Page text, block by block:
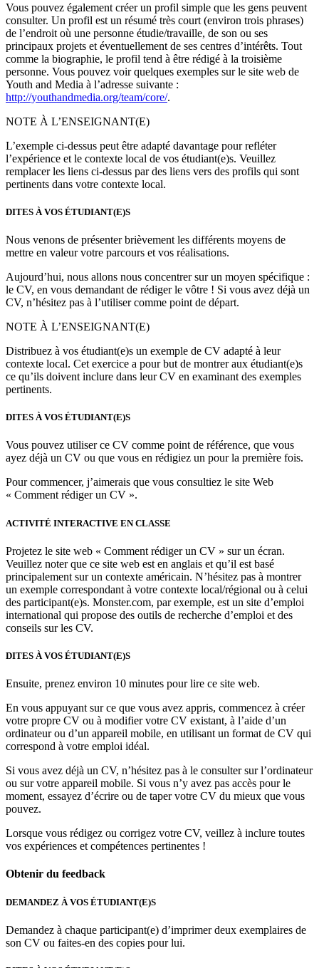
Vous pouvez également créer un profil simple que les gens peuvent
consulter. Un profil est un résumé très court (environ trois phrases)
de l’endroit où une personne étudie/travaille, de son ou ses
principaux projets et éventuellement de ses centres d’intérêts. Tout
comme la biographie, le profil tend à être rédigé à la troisième
personne. Vous pouvez voir quelques exemples sur le site web de
Youth and Media à l’adresse suivante :
http://youthandmedia.org/team/core/.
NOTE À L’ENSEIGNANT(E)
L’exemple ci-dessus peut être adapté davantage pour refléter
l’expérience et le contexte local de vos étudiant(e)s. Veuillez
remplacer les liens ci-dessus par des liens vers des profils qui sont
pertinents dans votre contexte local.
DITES À VOS ÉTUDIANT(E)S
Nous venons de présenter brièvement les différents moyens de
mettre en valeur votre parcours et vos réalisations.
Aujourd’hui, nous allons nous concentrer sur un moyen spécifique :
le CV, en vous demandant de rédiger le vôtre ! Si vous avez déjà un
CV, n’hésitez pas à l’utiliser comme point de départ.
NOTE À L’ENSEIGNANT(E)
Distribuez à vos étudiant(e)s un exemple de CV adapté à leur
contexte local. Cet exercice a pour but de montrer aux étudiant(e)s
ce qu’ils doivent inclure dans leur CV en examinant des exemples
pertinents.
DITES À VOS ÉTUDIANT(E)S
Vous pouvez utiliser ce CV comme point de référence, que vous
ayez déjà un CV ou que vous en rédigiez un pour la première fois.
Pour commencer, j’aimerais que vous consultiez le site Web
« Comment rédiger un CV ».
ACTIVITÉ INTERACTIVE EN CLASSE
Projetez le site web « Comment rédiger un CV » sur un écran.
Veuillez noter que ce site web est en anglais et qu’il est basé
principalement sur un contexte américain. N’hésitez pas à montrer
un exemple correspondant à votre contexte local/régional ou à celui
des participant(e)s. Monster.com, par exemple, est un site d’emploi
international qui propose des outils de recherche d’emploi et des
conseils sur les CV.
DITES À VOS ÉTUDIANT(E)S
Ensuite, prenez environ 10 minutes pour lire ce site web.
En vous appuyant sur ce que vous avez appris, commencez à créer
votre propre CV ou à modifier votre CV existant, à l’aide d’un
ordinateur ou d’un appareil mobile, en utilisant un format de CV qui
correspond à votre emploi idéal.
Si vous avez déjà un CV, n’hésitez pas à le consulter sur l’ordinateur
ou sur votre appareil mobile. Si vous n’y avez pas accès pour le
moment, essayez d’écrire ou de taper votre CV du mieux que vous
pouvez.
Lorsque vous rédigez ou corrigez votre CV, veillez à inclure toutes
vos expériences et compétences pertinentes !
Obtenir du feedback
DEMANDEZ À VOS ÉTUDIANT(E)S
Demandez à chaque participant(e) d’imprimer deux exemplaires de
son CV ou faites-en des copies pour lui.